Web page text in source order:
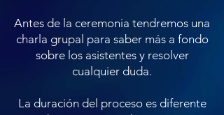
Antes de la ceremonia tendremos una
charla grupal para saber más a fondo
sobre los asistentes y resolver
cualquier duda.
La duración del proceso es diferente